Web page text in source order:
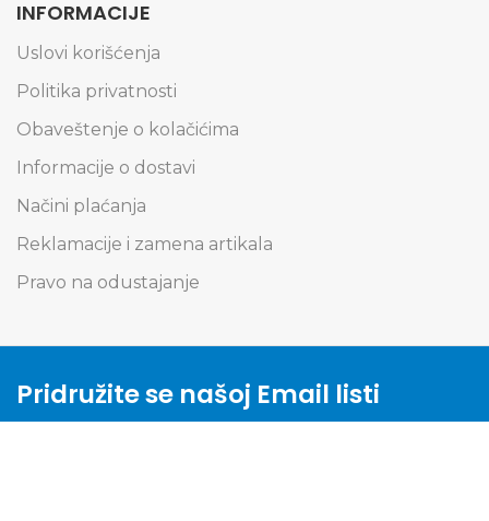
INFORMACIJE
Uslovi korišćenja
Politika privatnosti
Obaveštenje o kolačićima
Informacije o dostavi
Načini plaćanja
Reklamacije i zamena artikala
Pravo na odustajanje
Pridružite se našoj Email listi